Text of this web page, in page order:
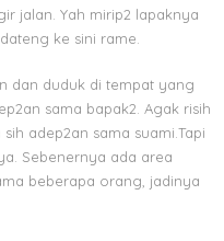
jalan. Yah mirip2 lapaknya
ke sini rame.
dan duduk di tempat yang
sama bapak2. Agak risih
adep2an sama suami.Tapi
Sebenernya ada area
beberapa orang, jadinya